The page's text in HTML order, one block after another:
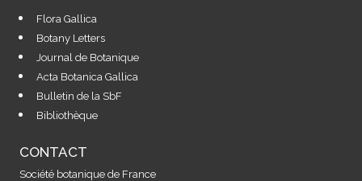
Flora Gallica
Botany Letters
Journal de Botanique
Acta Botanica Gallica
Bulletin de la SbF
Bibliothèque
CONTACT
Société botanique de France